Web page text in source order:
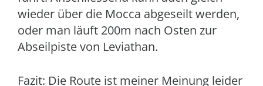
wieder über die Mocca abgeseilt werden,
oder man läuft 200m nach Osten zur
Abseilpiste von Leviathan.
Fazit: Die Route ist meiner Meinung leider